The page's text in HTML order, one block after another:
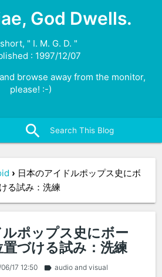
God Dwells.
" I. M. G. D. "
: 1997/12/07
browse away from the monitor,
please! :-)
search
› 日本のアイドルポップス史にボ
る試み：洗練
ポップス史にボー
づける試み：洗練
06/17 12:50 label audio and visual